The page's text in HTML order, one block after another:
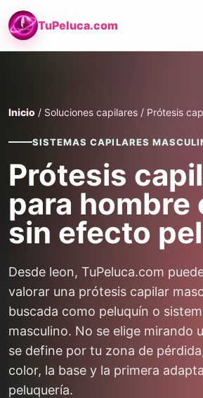
TuPeluca.com
Inicio / Soluciones capilares / Prótesis
SISTEMAS CAPILARES
Prótesis
para hombre
sin efecto
Desde leon, TuPeluca.com
valorar una prótesis capilar
buscada como peluquín o
masculino. No se elige mirando
se define por tu zona de
color, la base y la primera
peluquería.